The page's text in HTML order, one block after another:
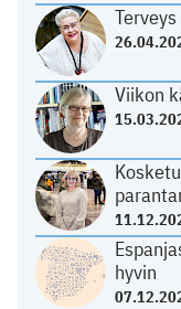
Viikon
hyvin